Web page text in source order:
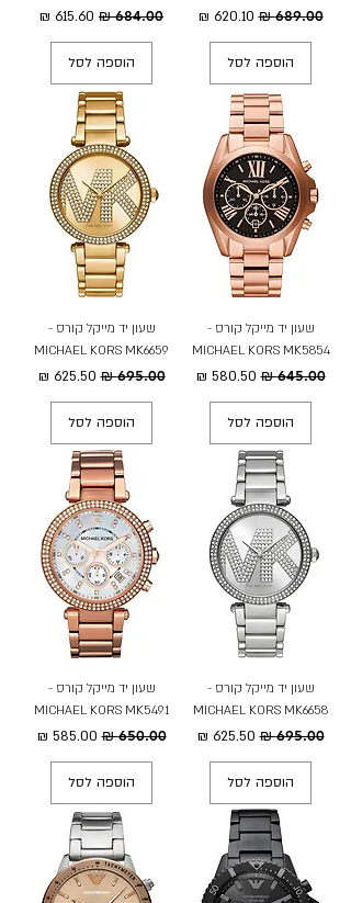
מחיר רגיל‏689.00 ‏₪ מחיר מבצע
הוספה לסל
מחיר רגיל מחיר מבצע
הוספה לסל
שעון יד מייקל קורס -
MICHAEL KORS MK5854
מחיר רגיל‏645.00 ‏₪ מחיר מבצע
הוספה לסל
שעון יד מייקל קורס -
MICHAEL KORS MK6659
מחיר רגיל‏695.00 ‏₪ מחיר מבצע
הוספה לסל
שעון יד מייקל קורס -
MICHAEL KORS MK6658
מחיר רגיל‏695.00 ‏₪ מחיר מבצע
הוספה לסל
שעון יד מייקל קורס -
MICHAEL KORS MK5491
מחיר רגיל‏650.00 ‏₪ מחיר מבצע
הוספה לסל